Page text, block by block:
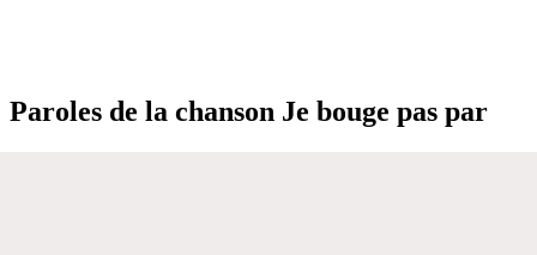
Paroles de la chanson Je bouge pas par